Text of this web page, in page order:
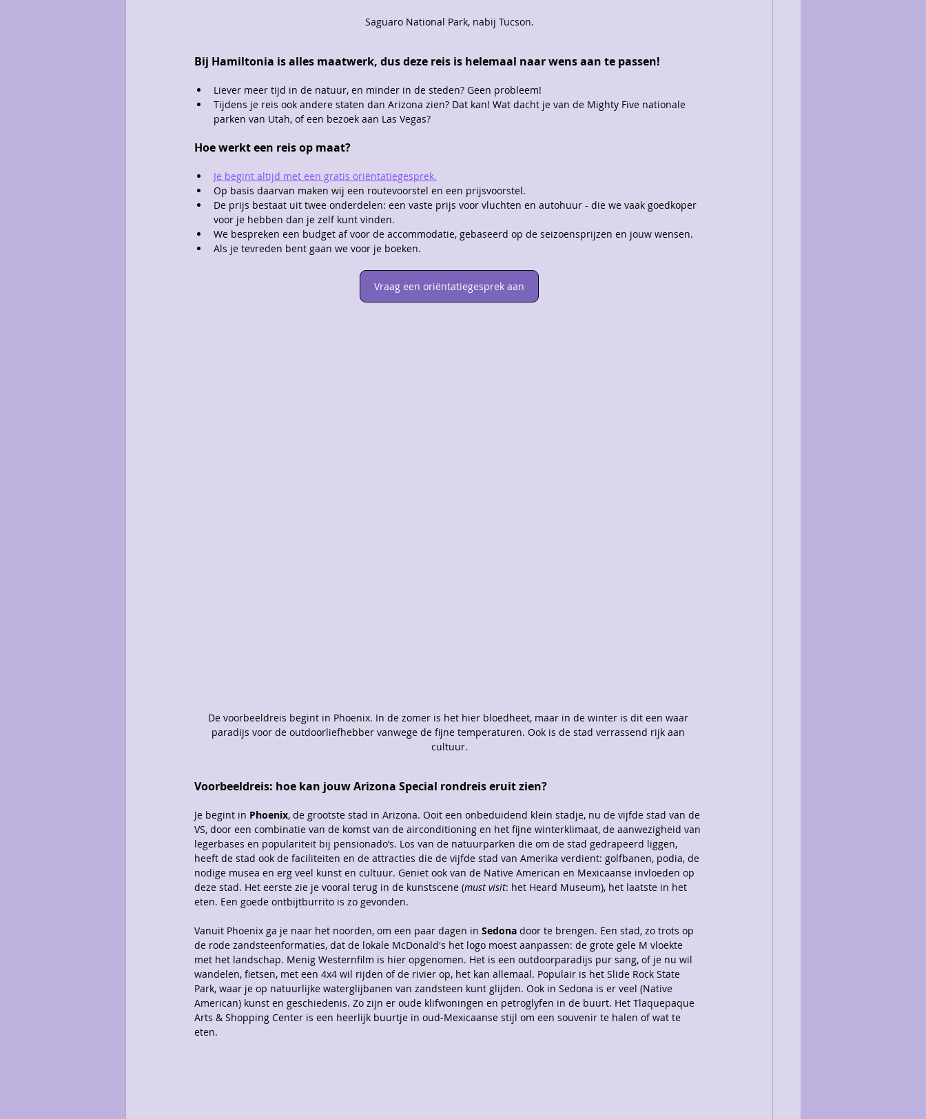
Saguaro National Park, nabij Tucson.
Bij Hamiltonia is alles maatwerk, dus deze reis is helemaal naar wens aan te passen!
Liever meer tijd in de natuur, en minder in de steden? Geen probleem!
Tijdens je reis ook andere staten dan Arizona zien? Dat kan! Wat dacht je van de Mighty Five nationale
parken van Utah, of een bezoek aan Las Vegas?
Hoe werkt een reis op maat?
Je begint altijd met een gratis oriëntatiegesprek.
Op basis daarvan maken wij een routevoorstel en een prijsvoorstel.
De prijs bestaat uit twee onderdelen: een vaste prijs voor vluchten en autohuur - die we vaak goedkoper
voor je hebben dan je zelf kunt vinden.
We bespreken een budget af voor de accommodatie, gebaseerd op de seizoensprijzen en jouw wensen.
Als je tevreden bent gaan we voor je boeken.
Vraag een oriëntatiegesprek aan
De voorbeeldreis begint in Phoenix. In de zomer is het hier bloedheet, maar in de winter is dit een waar
paradijs voor de outdoorliefhebber vanwege de fijne temperaturen. Ook is de stad verrassend rijk aan
cultuur.
Voorbeeldreis: hoe kan jouw Arizona Special rondreis eruit zien?
Je begint in Phoenix, de grootste stad in Arizona. Ooit een onbeduidend klein stadje, nu de vijfde stad van de
VS, door een combinatie van de komst van de airconditioning en het fijne winterklimaat, de aanwezigheid van
legerbases en populariteit bij pensionado’s. Los van de natuurparken die om de stad gedrapeerd liggen,
heeft de stad ook de faciliteiten en de attracties die de vijfde stad van Amerika verdient: golfbanen, podia, de
nodige musea en erg veel kunst en cultuur. Geniet ook van de Native American en Mexicaanse invloeden op
deze stad. Het eerste zie je vooral terug in de kunstscene (must visit: het Heard Museum), het laatste in het
eten. Een goede ontbijtburrito is zo gevonden.
Vanuit Phoenix ga je naar het noorden, om een paar dagen in Sedona door te brengen. Een stad, zo trots op
de rode zandsteenformaties, dat de lokale McDonald's het logo moest aanpassen: de grote gele M vloekte
met het landschap. Menig Westernfilm is hier opgenomen. Het is een outdoorparadijs pur sang, of je nu wil
wandelen, fietsen, met een 4x4 wil rijden of de rivier op, het kan allemaal. Populair is het Slide Rock State
Park, waar je op natuurlijke waterglijbanen van zandsteen kunt glijden. Ook in Sedona is er veel (Native
American) kunst en geschiedenis. Zo zijn er oude klifwoningen en petroglyfen in de buurt. Het Tlaquepaque
Arts & Shopping Center is een heerlijk buurtje in oud-Mexicaanse stijl om een souvenir te halen of wat te
eten.